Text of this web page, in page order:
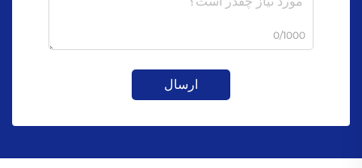
0/1000
ارسال